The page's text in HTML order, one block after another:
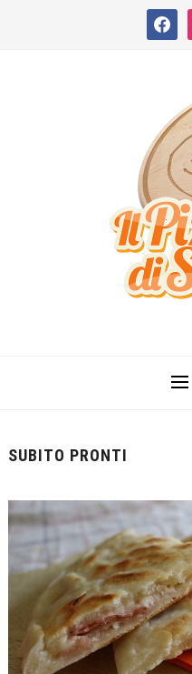
facebook
SUBITO PRONTI